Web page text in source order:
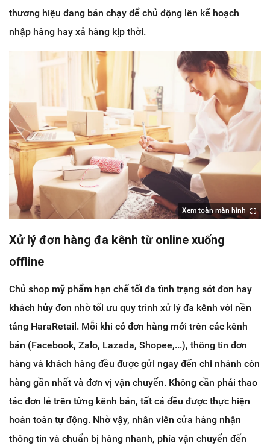
thương hiệu đang bán chạy để chủ động lên kế hoạch
nhập hàng hay xả hàng kịp thời.
Xem toàn màn hình
Xử lý đơn hàng đa kênh từ online xuống
offline
Chủ shop mỹ phẩm hạn chế tối đa tình trạng sót đơn hay
khách hủy đơn nhờ tối ưu quy trình xử lý đa kênh với nền
tảng HaraRetail. Mỗi khi có đơn hàng mới trên các kênh
bán (Facebook, Zalo, Lazada, Shopee,...), thông tin đơn
hàng và khách hàng đều được gửi ngay đến chi nhánh còn
hàng gần nhất và đơn vị vận chuyển. Không cần phải thao
tác đơn lẻ trên từng kênh bán, tất cả đều được thực hiện
hoàn toàn tự động. Nhờ vậy, nhân viên cửa hàng nhận
thông tin và chuẩn bị hàng nhanh, phía vận chuyển đến